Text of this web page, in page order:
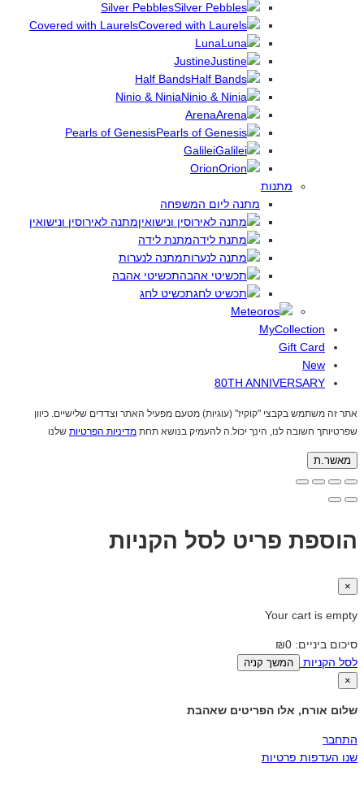
Silver Pebbles
Covered with Laurels
Luna
Justine
Half Bands
Ninio & Ninia
Arena
Pearls of Genesis
Galilei
Orion
מתנות
מתנה ליום המשפחה
מתנה לאירוסין ונישואין
מתנת לידה
מתנה לנערות
תכשיטי אהבה
תכשיט לחג
MyCollection
Gift Card
New
80TH ANNIVERSARY
אתר זה משתמש בקבצי "קוקיז" (עוגיות) מטעם מפעיל האתר וצדדים שלישיים. כיוון
שפרטיותך חשובה לנו, הינך יכול.ה להעמיק בנושא תחת מדיניות הפרטיות שלנו
מאשר.ת
הוספת פריט לסל הקניות
×
Your cart is empty
סיכום ביניים: ₪0
לסל הקניות
המשך קניה
×
שלום אורח, אלו הפריטים שאהבת
התחבר
שנו העדפות פרטיות